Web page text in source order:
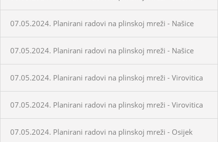
07.05.2024. Planirani radovi na plinskoj mreži - Našice
07.05.2024. Planirani radovi na plinskoj mreži - Našice
07.05.2024. Planirani radovi na plinskoj mreži - Virovitica
07.05.2024. Planirani radovi na plinskoj mreži - Virovitica
07.05.2024. Planirani radovi na plinskoj mreži - Osijek